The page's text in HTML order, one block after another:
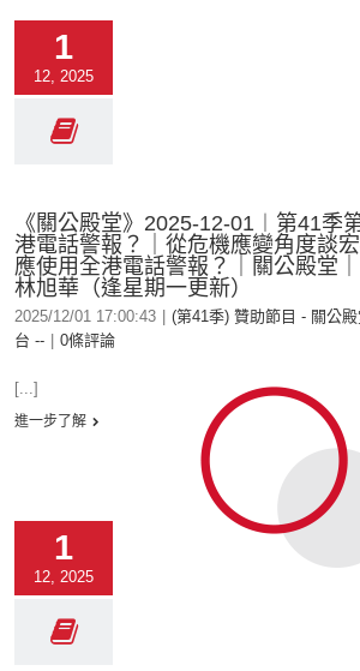
1
12, 2025
《關公殿堂》2025-12-01︱第41季
港電話警報？｜從危機應變角度談
應使用全港電話警報？｜關公殿堂
林旭華（逢星期一更新）
2025/12/01 17:00:43 (第41季) 贊助節目 - 關公殿
台 --
0條評論
[...]
進一步了解
1
12, 2025